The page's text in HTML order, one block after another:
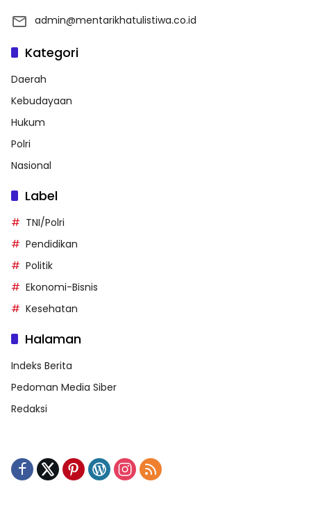
admin@mentarikhatulistiwa.co.id
Kategori
Daerah
Kebudayaan
Hukum
Polri
Nasional
Label
TNI/Polri
Pendidikan
Politik
Ekonomi-Bisnis
Kesehatan
Halaman
Indeks Berita
Pedoman Media Siber
Redaksi